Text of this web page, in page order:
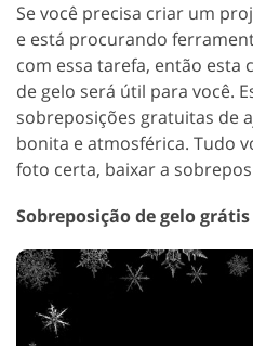
Se você precisa criar um
e está procurando
com essa tarefa, então esta
de gelo será útil para você.
sobreposições gratuitas de
bonita e atmosférica. Tudo
foto certa, baixar a
Sobreposição de gelo